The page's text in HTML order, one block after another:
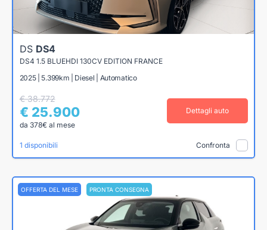
DS DS4
DS4 1.5 BLUEHDI 130CV EDITION FRANCE
2025 | 5.399km | Diesel | Automatico
€ 38.772
€ 25.900
da 378€ al mese
Dettagli auto
1 disponibili Confronta
OFFERTA DEL MESE PRONTA CONSEGNA